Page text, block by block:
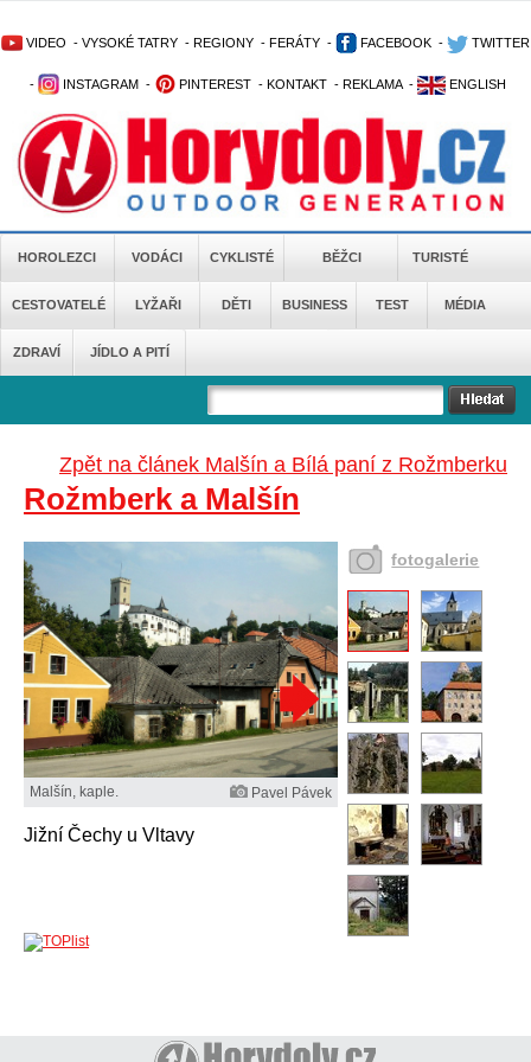
VIDEO - VYSOKÉ TATRY - REGIONY - FERÁTY - FACEBOOK - TWITTER
- INSTAGRAM - PINTEREST - KONTAKT - REKLAMA - ENGLISH
HOROLEZCI VODÁCI CYKLISTÉ BĚŽCI TURISTÉ
CESTOVATELÉ LYŽAŘI DĚTI BUSINESS TEST MÉDIA
ZDRAVÍ JÍDLO A PITÍ
Zpět na článek Malšín a Bílá paní z Rožmberku
Rožmberk a Malšín
Malšín, kaple. Pavel Pávek
Jižní Čechy u Vltavy
fotogalerie